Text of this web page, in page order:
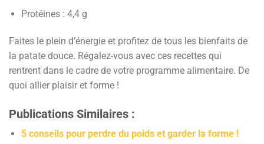
Protéines : 4,4 g
Faites le plein d’énergie et profitez de tous les bienfaits de
la patate douce. Régalez-vous avec ces recettes qui
rentrent dans le cadre de votre programme alimentaire. De
quoi allier plaisir et forme !
Publications Similaires :
5 conseils pour perdre du poids et garder la forme !